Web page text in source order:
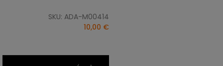
SKU: ADA-M00414
10,00 €